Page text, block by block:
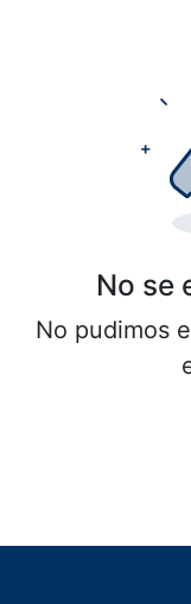
No se
No pudimos